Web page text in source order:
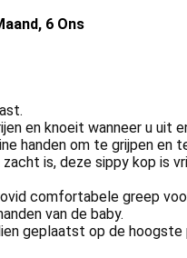
6 Ons
en knoeit wanneer u uit
handen om te grijpen en
is, deze sippy kop is
comfortabele greep
van de baby.
geplaatst op de